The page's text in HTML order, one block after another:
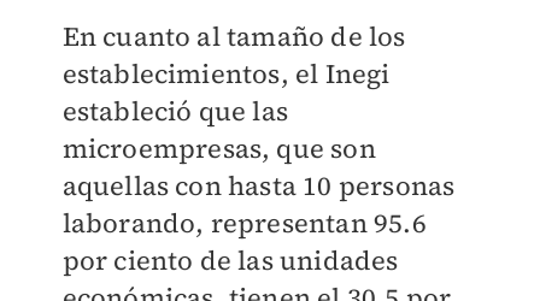
En cuanto al tamaño de los
establecimientos, el Inegi
estableció que las
microempresas, que son
aquellas con hasta 10 personas
laborando, representan 95.6
por ciento de las unidades